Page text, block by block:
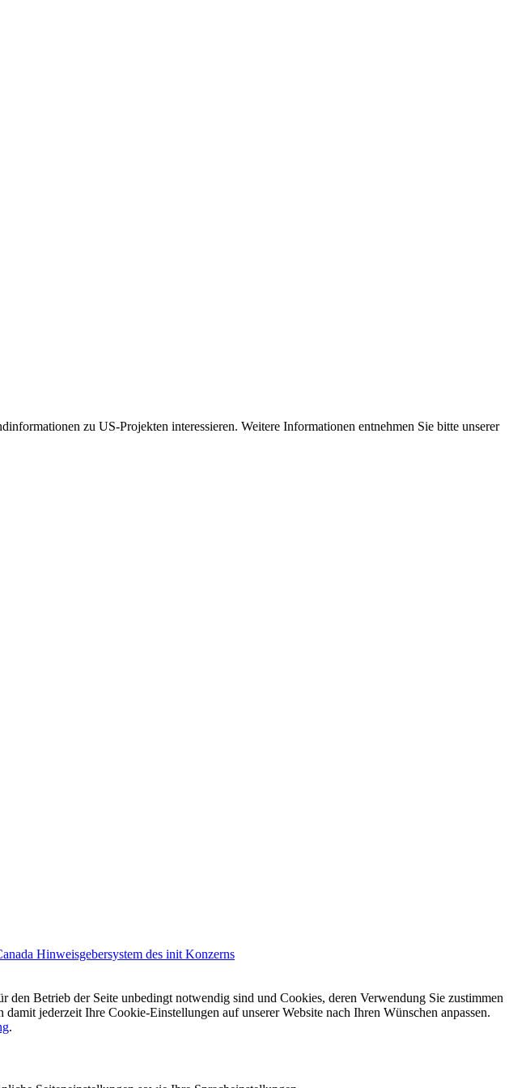
zu US-Projekten interessieren. Weitere Informationen entnehmen Sie bitte unserer
Hinweisgebersystem des init Konzerns
Betrieb der Seite unbedingt notwendig sind und Cookies, deren Verwendung Sie zustimmen
jederzeit Ihre Cookie-Einstellungen auf unserer Website nach Ihren Wünschen anpassen.
.